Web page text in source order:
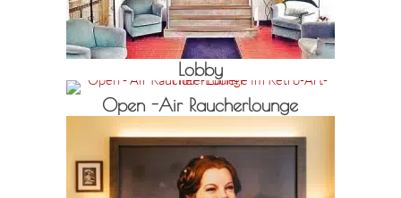
Lobby
Open -Air Raucherlounge